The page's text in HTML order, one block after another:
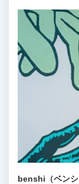
benshi（ベン